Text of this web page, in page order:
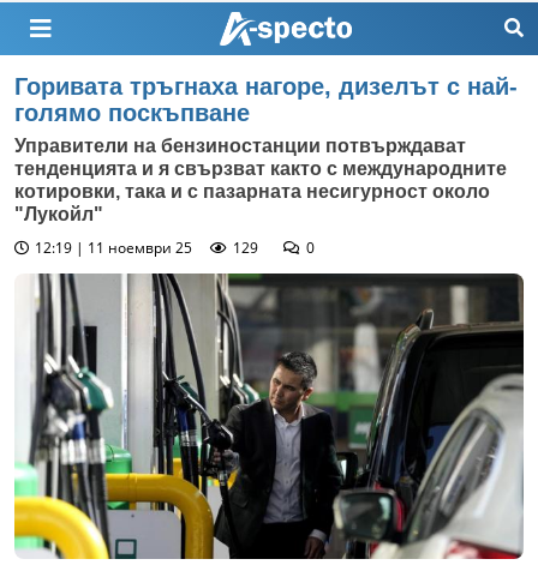
Горивата тръгнаха нагоре, дизелът с най-
голямо поскъпване
Управители на бензиностанции потвърждават
тенденцията и я свързват както с международните
котировки, така и с пазарната несигурност около
"Лукойл"
12:19 | 11 ноември 25
129 0